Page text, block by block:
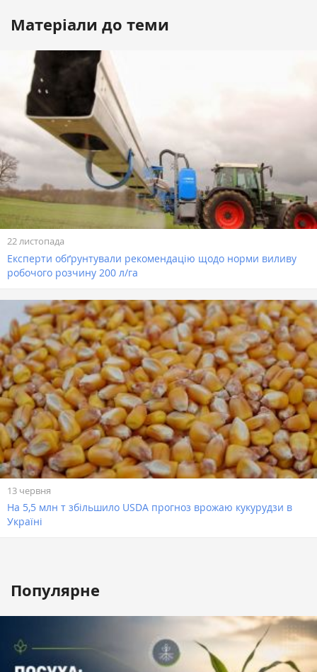
Матеріали до теми
22 листопада
Експерти обґрунтували рекомендацію щодо норми виливу
робочого розчину 200 л/га
13 червня
На 5,5 млн т збільшило USDA прогноз врожаю кукурудзи в
Україні
Популярне